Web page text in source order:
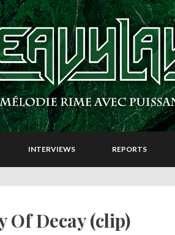
INTERVIEWS REPORTS
Of Decay (clip)